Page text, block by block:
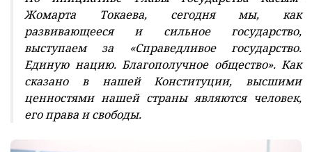
Жомарта Токаева, сегодня мы, как
развивающееся и сильное государство,
выступаем за «Справедливое государство.
Единую нацию. Благополучное общество». Как
сказано в нашей Конституции, высшими
ценностями нашей страны являются человек,
его права и свободы.